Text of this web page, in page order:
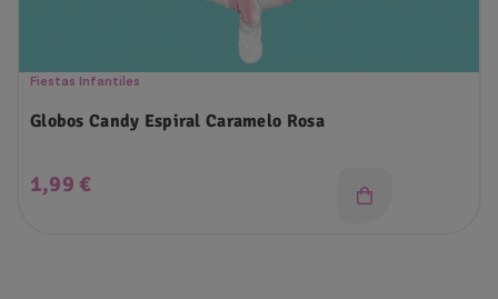
Fiestas Infantiles
Globos Candy Espiral Caramelo Rosa
Precio
1,99 €